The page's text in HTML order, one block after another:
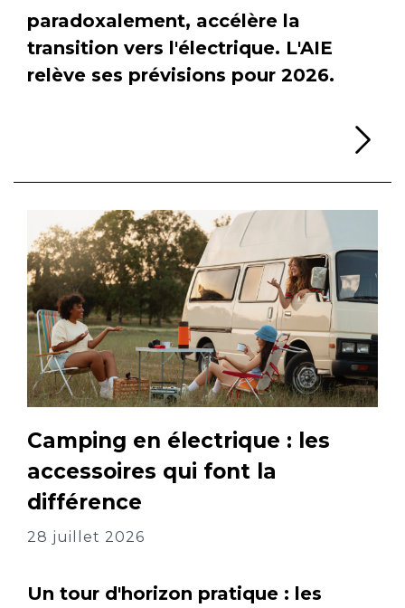
paradoxalement, accélère la
transition vers l'électrique. L'AIE
relève ses prévisions pour 2026.
Camping en électrique : les
accessoires qui font la
différence
28 juillet 2026
Un tour d'horizon pratique : les